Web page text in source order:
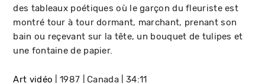
des tableaux poétiques où le garçon du fleuriste est
montré tour à tour dormant, marchant, prenant son
bain ou reçevant sur la tête, un bouquet de tulipes et
une fontaine de papier.
Art vidéo 1987 Canada 34:11